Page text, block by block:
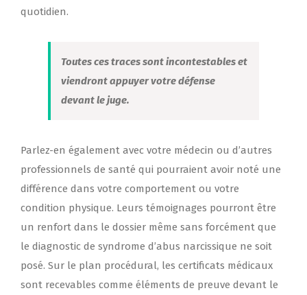
quotidien.
Toutes ces traces sont incontestables et
viendront appuyer votre défense
devant le juge.
Parlez-en également avec votre médecin ou d’autres
professionnels de santé qui pourraient avoir noté une
différence dans votre comportement ou votre
condition physique. Leurs témoignages pourront être
un renfort dans le dossier même sans forcément que
le diagnostic de syndrome d’abus narcissique ne soit
posé. Sur le plan procédural, les certificats médicaux
sont recevables comme éléments de preuve devant le